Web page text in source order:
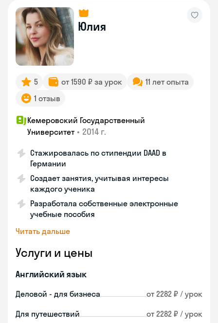
Юлия
5 от 1590 ₽ за урок
11 лет опыта
1 отзыв
Кемеровский Государственный
Университет • 2014 г.
Стажировалась по стипендии DAAD в
Германии
Создает занятия, учитывая интересы
каждого ученика
Разработала собственные электронные
учебные пособия
Читать дальше
Услуги и цены
Английский язык
Деловой - для бизнеса от 2282 ₽ / урок
Для путешествий от 2282 ₽ / урок